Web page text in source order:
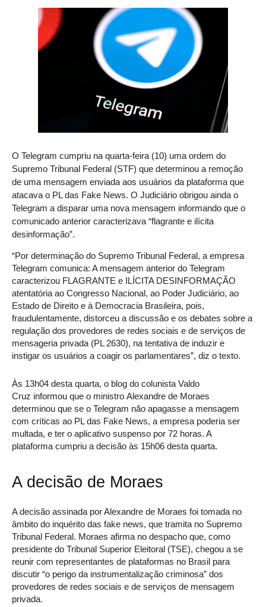
O Telegram cumpriu na quarta-feira (10) uma ordem do
Supremo Tribunal Federal (STF) que determinou a remoção
de uma mensagem enviada aos usuários da plataforma que
atacava o PL das Fake News. O Judiciário obrigou ainda o
Telegram a disparar uma nova mensagem informando que o
comunicado anterior caracterizava “flagrante e ilícita
desinformação”.
“Por determinação do Supremo Tribunal Federal, a empresa
Telegram comunica: A mensagem anterior do Telegram
caracterizou FLAGRANTE e ILÍCITA DESINFORMAÇÃO
atentatória ao Congresso Nacional, ao Poder Judiciário, ao
Estado de Direito e à Democracia Brasileira, pois,
fraudulentamente, distorceu a discussão e os debates sobre a
regulação dos provedores de redes sociais e de serviços de
mensageria privada (PL 2630), na tentativa de induzir e
instigar os usuários a coagir os parlamentares”, diz o texto.
Às 13h04 desta quarta, o blog do colunista Valdo
Cruz informou que o ministro Alexandre de Moraes
determinou que se o Telegram não apagasse a mensagem
com críticas ao PL das Fake News, a empresa poderia ser
multada, e ter o aplicativo suspenso por 72 horas. A
plataforma cumpriu a decisão às 15h06 desta quarta.
A decisão de Moraes
A decisão assinada por Alexandre de Moraes foi tomada no
âmbito do inquérito das fake news, que tramita no Supremo
Tribunal Federal. Moraes afirma no despacho que, como
presidente do Tribunal Superior Eleitoral (TSE), chegou a se
reunir com representantes de plataformas no Brasil para
discutir “o perigo da instrumentalização criminosa” dos
provedores de redes sociais e de serviços de mensagem
privada.